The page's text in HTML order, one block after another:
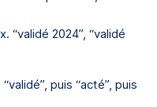
“validé 2024”, “validé
puis “acté”, puis